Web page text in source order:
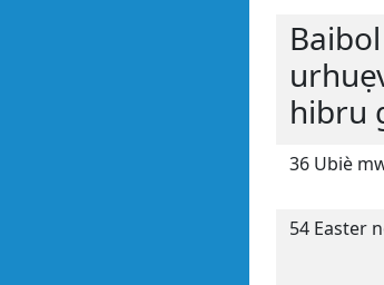
hibru
36 Ubiè
54 Easter